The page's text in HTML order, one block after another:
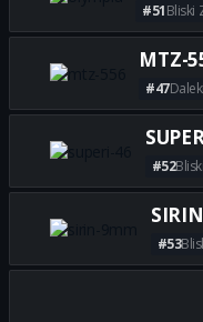
#51Bliski
MTZ-
#47
#52
#53